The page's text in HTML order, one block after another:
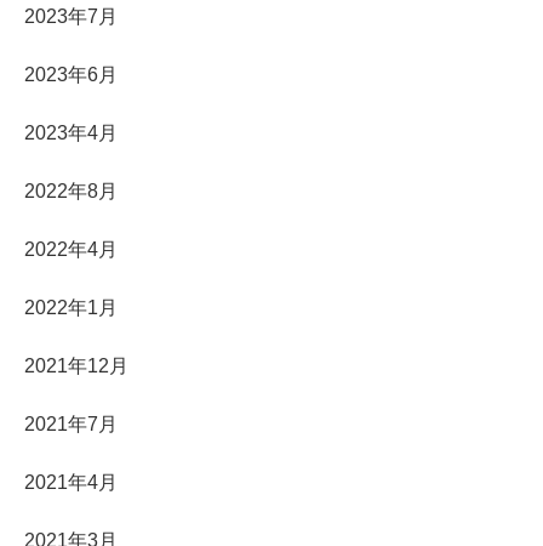
2023年7月
2023年6月
2023年4月
2022年8月
2022年4月
2022年1月
2021年12月
2021年7月
2021年4月
2021年3月